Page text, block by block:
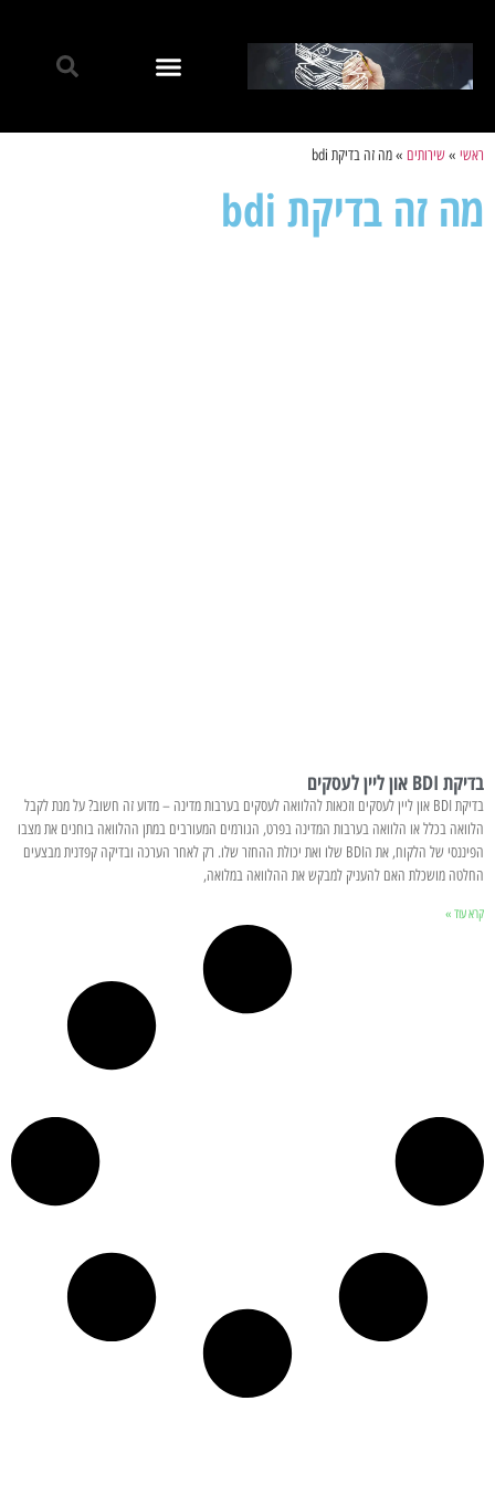
ראשי »שירותים »מה זה בדיקת bdi
מה זה בדיקת bdi
בדיקת BDI און ליין לעסקים
בדיקת BDI און ליין לעסקים וזכאות להלוואה לעסקים בערבות מדינה – מדוע זה חשוב? על מנת לקבל
הלוואה בכלל או הלוואה בערבות המדינה בפרט, הגורמים המעורבים במתן ההלוואה בוחנים את מצבו
הפיננסי של הלקוח, את הBDI שלו ואת יכולת ההחזר שלו. רק לאחר הערכה ובדיקה קפדנית מבצעים
החלטה מושכלת האם להעניק למבקש את ההלוואה במלואה,
קרא עוד »